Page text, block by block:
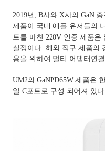
2019년, B사와 X사의 GaN
제품이 국내 애플 유저들의
트를 마친 220V 인증 제품
실정이다. 해외 직구 제품의
용을 위하여 멀티 어댑터연
UM2의 GaNPD65W 제품은
일 C포트로 구성 되어져 있